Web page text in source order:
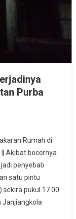
Purba
Rumah di
Akibat bocornya
penyebab
satu pintu
pukul 17.00
Janjiangkola